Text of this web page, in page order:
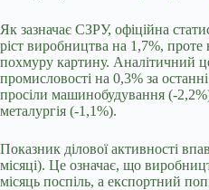
Як зазначає СЗРУ, офіційна
ріст виробництва на 1,7%,
похмуру картину. Аналітичний
промисловості на 0,3% за
просіли машинобудування (-
металургія (-1,1%).
Показник ділової активності
місяці). Це означає, що
місяць поспіль, а експортний